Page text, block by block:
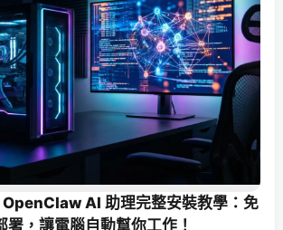
OpenClaw AI 助理完整安裝教學：免
署，讓電腦自動幫你工作！